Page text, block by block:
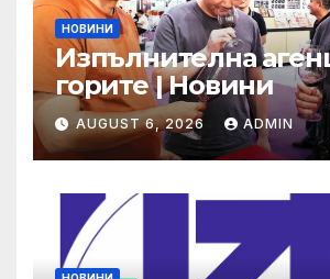
НОВИНИ
Изпълнителна
горите | Новини
AUGUST 6, 2026 ADMIN